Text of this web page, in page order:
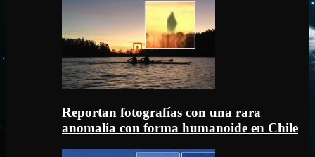
Reportan fotografías con una rara
anomalía con forma humanoide en Chile